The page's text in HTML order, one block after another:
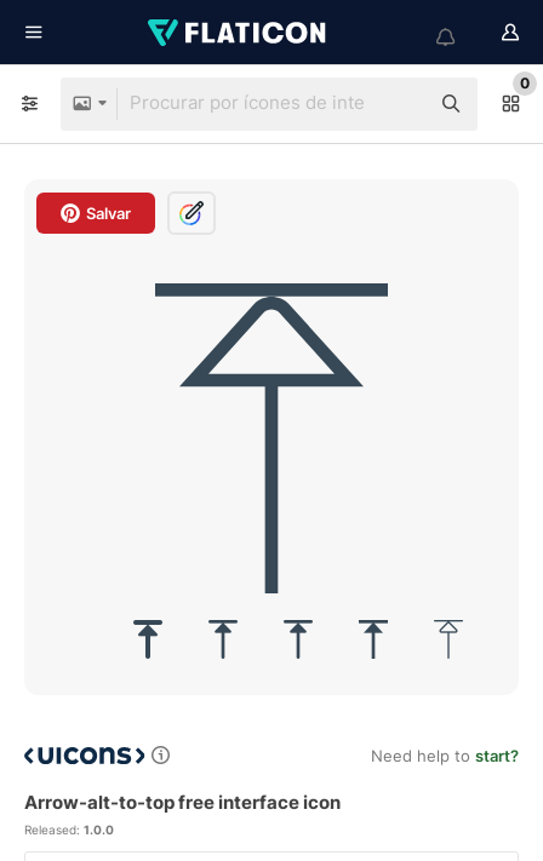
0
Salvar
Need help to start?
Arrow-alt-to-top free interface icon
Released: 1.0.0